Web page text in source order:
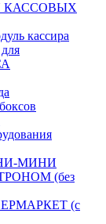
КАССОВЫХ
кассира
МИНИ
(без
(с